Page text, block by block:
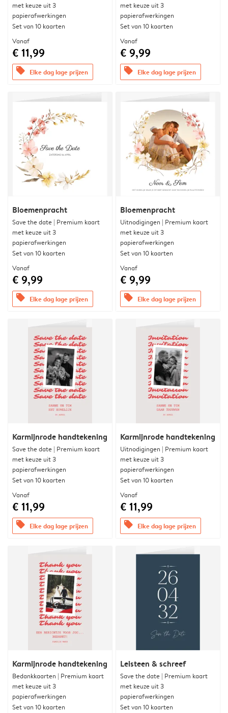
met keuze uit 3
papierafwerkingen
Set van 10 kaarten
Vanaf
€ 11,99
offers Elke dag lage prijzen
met keuze uit 3
papierafwerkingen
Set van 10 kaarten
Vanaf
€ 9,99
offers Elke dag lage prijzen
Bloemenpracht
Save the date | Premium kaart
met keuze uit 3
papierafwerkingen
Set van 10 kaarten
Vanaf
€ 9,99
offers Elke dag lage prijzen
Bloemenpracht
Uitnodigingen | Premium kaart
met keuze uit 3
papierafwerkingen
Set van 10 kaarten
Vanaf
€ 9,99
offers Elke dag lage prijzen
Karmijnrode handtekening
Save the date | Premium kaart
met keuze uit 3
papierafwerkingen
Set van 10 kaarten
Vanaf
€ 11,99
offers Elke dag lage prijzen
Karmijnrode handtekening
Uitnodigingen | Premium kaart
met keuze uit 3
papierafwerkingen
Set van 10 kaarten
Vanaf
€ 11,99
offers Elke dag lage prijzen
Karmijnrode handtekening
Bedankkaarten | Premium kaart
met keuze uit 3
papierafwerkingen
Set van 10 kaarten
Leisteen & schreef
Save the date | Premium kaart
met keuze uit 3
papierafwerkingen
Set van 10 kaarten